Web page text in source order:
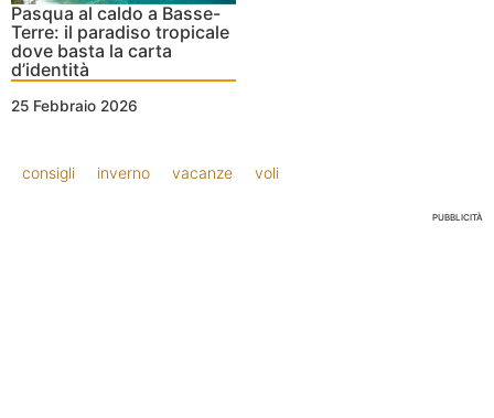
Pasqua al caldo a Basse-
Terre: il paradiso tropicale
dove basta la carta
d’identità
25 Febbraio 2026
consigli inverno vacanze voli
PUBBLICITÀ